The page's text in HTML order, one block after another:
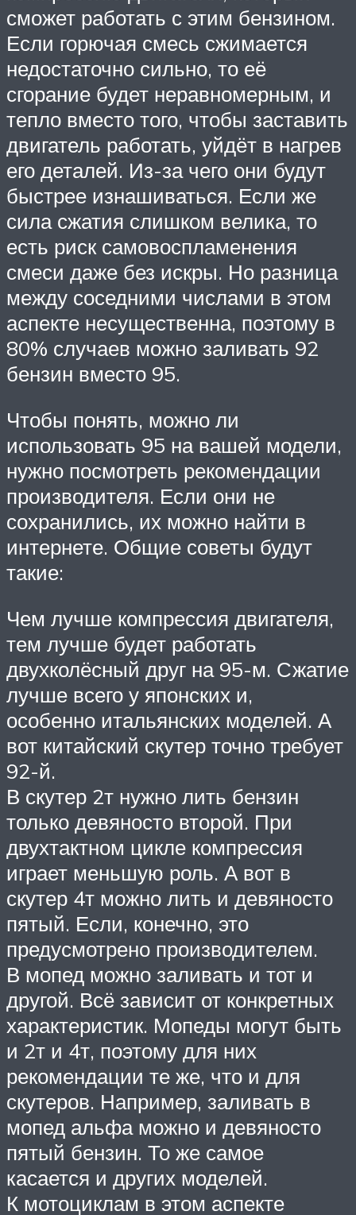
сможет работать с этим бензином.
Если горючая смесь сжимается
недостаточно сильно, то её
сгорание будет неравномерным, и
тепло вместо того, чтобы заставить
двигатель работать, уйдёт в нагрев
его деталей. Из-за чего они будут
быстрее изнашиваться. Если же
сила сжатия слишком велика, то
есть риск самовоспламенения
смеси даже без искры. Но разница
между соседними числами в этом
аспекте несущественна, поэтому в
80% случаев можно заливать 92
бензин вместо 95.
Чтобы понять, можно ли
использовать 95 на вашей модели,
нужно посмотреть рекомендации
производителя. Если они не
сохранились, их можно найти в
интернете. Общие советы будут
такие:
Чем лучше компрессия двигателя,
тем лучше будет работать
двухколёсный друг на 95-м. Сжатие
лучше всего у японских и,
особенно итальянских моделей. А
вот китайский скутер точно требует
92-й.
В скутер 2т нужно лить бензин
только девяносто второй. При
двухтактном цикле компрессия
играет меньшую роль. А вот в
скутер 4т можно лить и девяносто
пятый. Если, конечно, это
предусмотрено производителем.
В мопед можно заливать и тот и
другой. Всё зависит от конкретных
характеристик. Мопеды могут быть
и 2т и 4т, поэтому для них
рекомендации те же, что и для
скутеров. Например, заливать в
мопед альфа можно и девяносто
пятый бензин. То же самое
касается и других моделей.
К мотоциклам в этом аспекте